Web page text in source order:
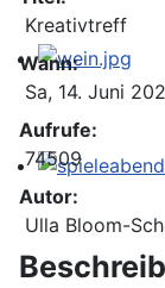
Kreativtreff
Wann:
Sa, 14. Juni
Aufrufe:
74509
Autor:
Ulla Bloom-